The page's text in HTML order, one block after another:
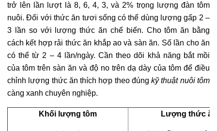
trở lên lần lượt là 8, 6, 4, 3, và 2% trọng lượng đàn tôm
nuôi. Đối với thức ăn tươi sống có thể dùng lượng gấp 2 –
3 lần so với lượng thức ăn chế biến. Cho tôm ăn bằng
cách kết hợp rải thức ăn khắp ao và sàn ăn. Số lần cho ăn
có thể từ 2 – 4 lần/ngày. Cần theo dõi khả năng bắt mồi
của tôm trên sàn ăn và độ no trên dạ dày của tôm để điều
chỉnh lượng thức ăn thích hợp theo đúngkỹ thuật nuôi tôm
càng xanh chuyên nghiệp.
Khối lượng tôm Lượng thức ăn